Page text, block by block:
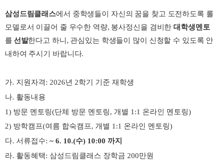
삼성드림클래스에서 중학생들이 자신의 꿈을 찾고 도전하도록 롤
모델로서 이끌어 줄 우수한 역량, 봉사정신을 겸비한대학생멘토
를 선발한다고 하니 , 관심있는 학생들이 많이 신청할 수 있도록 안
내하여 주시기 바랍니다.
가. 지원자격: 2026년 2학기 기준 재학생
나. 활동내용
1) 방문 멘토링(단체 방문 멘토링, 개별 1:1 온라인 멘토링)
2) 방학캠프(여름 합숙캠프, 개별 1:1 온라인 멘토링)
다. 서류접수: ~ 6. 10.(수) 10:00 까지
라. 활동혜택: 삼성드림클래스 장학금 200만원